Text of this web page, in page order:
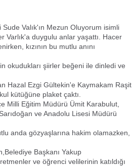
Valık'ın Mezun Oluyorum isimli
Varlık'a duygulu anlar yaşattı. Hacer
kızının bu mutlu anını
okudukları şiirler beğeni ile dinledi ve
Hazal Ezgi Gültekin'e Kaymakam Raşit
kütüğüne plaket çaktı.
Milli Eğitim Müdürü Ümit Karabulut,
ve Anadolu Lisesi Müdürü
anda gözyaşlarına hakim olamazken,
Başkanı Yakup
ve öğrenci velilerinin katıldığı